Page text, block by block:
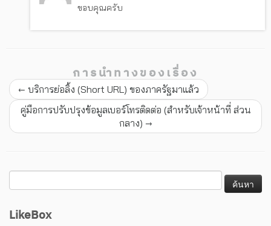
ขอบคุณครับ
การนำทางของเรื่อง
← บริการย่อลิ้ง (Short URL) ของภาครัฐมาแล้ว
คู่มือการปรับปรุงข้อมูลเบอร์โทรติดต่อ (สำหรับเจ้าหน้าที่ ส่วน
กลาง) →
LikeBox